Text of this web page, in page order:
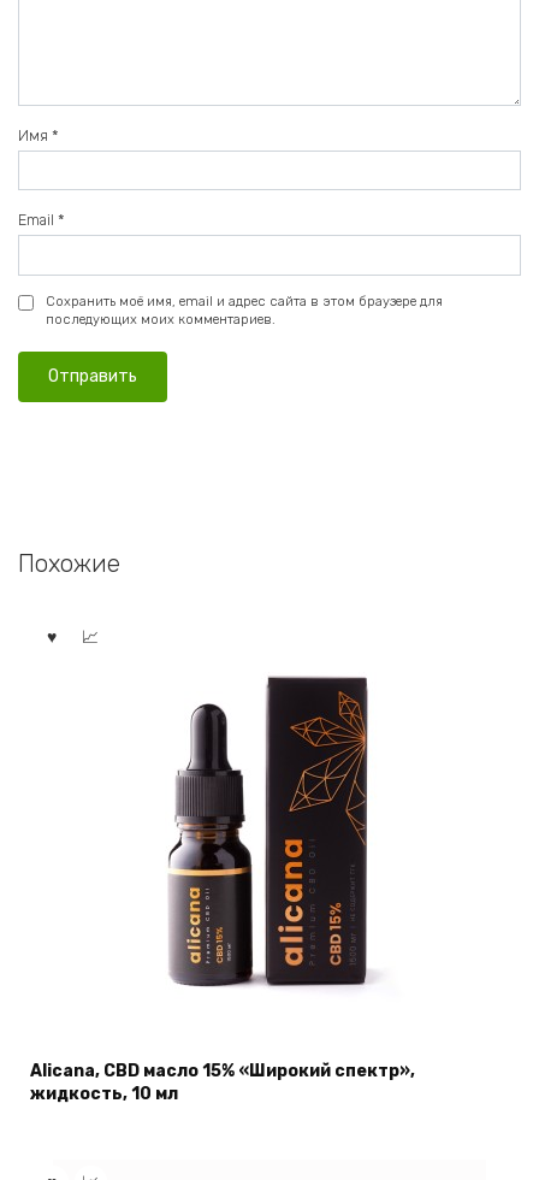
Имя *
Email *
Сохранить моё имя, email и адрес сайта в этом браузере для
последующих моих комментариев.
Похожие
Alicana, CBD масло 15% «Широкий спектр»,
жидкость, 10 мл